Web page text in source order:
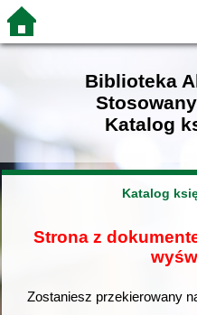
Biblioteka
Katalog
Katalog
Strona z
Zostaniesz przekierowany